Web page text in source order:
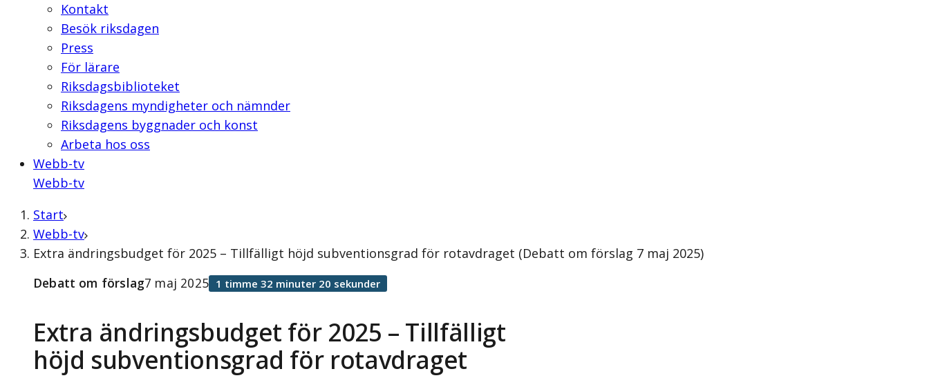
Kontakt
Besök riksdagen
Press
För lärare
Riksdagsbiblioteket
Riksdagens myndigheter och nämnder
Riksdagens byggnader och konst
Arbeta hos oss
Webb-tv
Webb-tv
Start
Webb-tv
Extra ändringsbudget för 2025 – Tillfälligt höjd subventionsgrad för rotavdraget (Debatt om förslag 7 maj 2025)
Extra ändringsbudget för 2025 – Tillfälligt
höjd subventionsgrad för rotavdraget
Debatt om förslag7 maj 2025 1 timme 32 minuter 20 sekunder